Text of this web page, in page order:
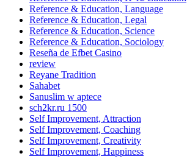
Reference & Education, Language
Reference & Education, Legal
Reference & Education, Science
Reference & Education, Sociology
Reseña de Efbet Casino
review
Reyane Tradition
Sahabet
Sanuslim w aptece
sch2kr.ru 1500
Self Improvement, Attraction
Self Improvement, Coaching
Self Improvement, Creativity
Self Improvement, Happiness